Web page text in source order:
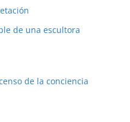
de una escultora
de la conciencia